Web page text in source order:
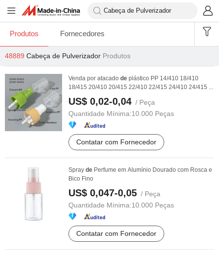
Produtos Fornecedores
48889 Cabeça de Pulverizador Produtos
Venda por atacado de plástico PP 14/410 18/410
18/415 20/410 20/415 22/410 22/415 24/410 24/415 ...
US$ 0,02-0,04 / Peça
Quantidade Mínima:10.000 Peças
Contatar com Fornecedor
Spray de Perfume em Alumínio Dourado com Rosca e
Bico Fino
US$ 0,047-0,05 / Peça
Quantidade Mínima:10.000 Peças
Contatar com Fornecedor